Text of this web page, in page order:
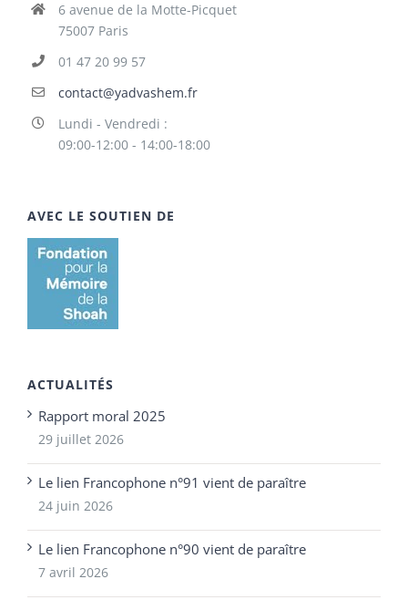
6 avenue de la Motte-Picquet
75007 Paris
01 47 20 99 57
contact@yadvashem.fr
Lundi - Vendredi :
09:00-12:00 - 14:00-18:00
AVEC LE SOUTIEN DE
ACTUALITÉS
Rapport moral 2025
29 juillet 2026
Le lien Francophone n°91 vient de paraître
24 juin 2026
Le lien Francophone n°90 vient de paraître
7 avril 2026